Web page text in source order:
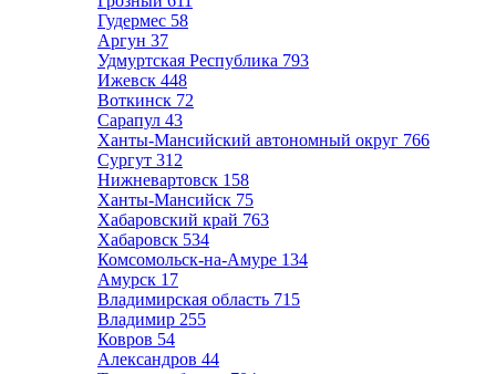
Гудермес 58
Аргун 37
Удмуртская Республика 793
Ижевск 448
Воткинск 72
Сарапул 43
Ханты-Мансийский автономный округ 766
Сургут 312
Нижневартовск 158
Ханты-Мансийск 75
Хабаровский край 763
Хабаровск 534
Комсомольск-на-Амуре 134
Амурск 17
Владимирская область 715
Владимир 255
Ковров 54
Александров 44